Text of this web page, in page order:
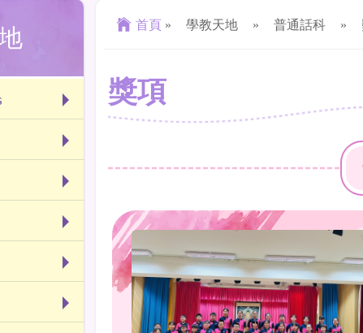
首頁 » 學教天地 » 普通話科 »
獎項